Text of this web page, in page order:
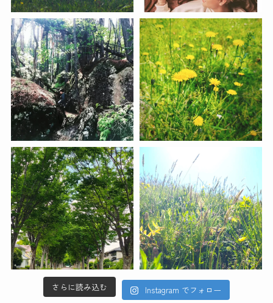
さらに読み込む Instagram でフォロー